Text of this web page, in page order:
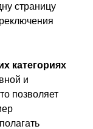
страницу
категориях
и
позволяет